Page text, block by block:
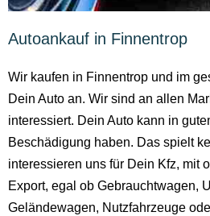
Autoankauf in Finnentrop
Wir kaufen in Finnentrop und im
Dein Auto an. Wir sind an allen
interessiert. Dein Auto kann in
Beschädigung haben. Das spielt
interessieren uns für Dein Kfz, mit
Export, egal ob Gebrauchtwagen,
Geländewagen, Nutzfahrzeuge